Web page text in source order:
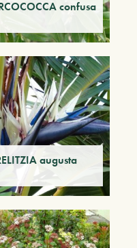
confusa
augusta